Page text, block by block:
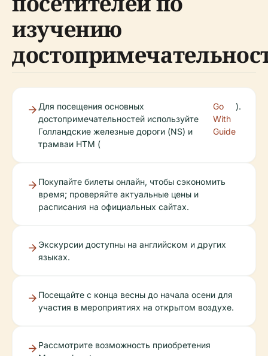
изучению
Для посещения основных
достопримечательностей используйте
Голландские железные дороги (NS) и
трамваи HTM (
Go
With
Guide
).
Покупайте билеты онлайн, чтобы сэкономить
время; проверяйте актуальные цены и
расписания на официальных сайтах.
Экскурсии доступны на английском и других
языках.
Посещайте с конца весны до начала осени для
участия в мероприятиях на открытом воздухе.
Рассмотрите возможность приобретения